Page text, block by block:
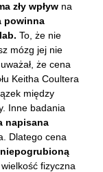
zły wpływ na
powinna
To, że nie
mózg jej nie
że cena
Keitha Coultera
między
Inne badania
napisana
Dlatego cena
fizyczna